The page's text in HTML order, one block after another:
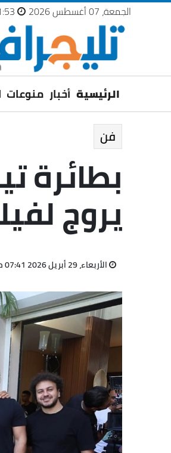
الجمعة، 07 أغسطس 2026
الرئيسية أخبار منوعات
فن
بطائرة
يروج
الأربعاء، 29 أبريل 2026 07:41 م